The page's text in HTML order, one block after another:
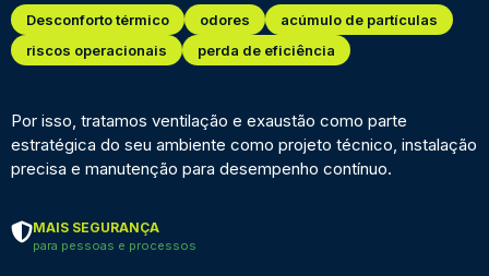
Desconforto térmico odores
acúmulo de partículas
riscos operacionais
perda de eficiência
Por isso, tratamos ventilação e exaustão como parte
estratégica do seu ambiente como projeto técnico, instalação
precisa e manutenção para desempenho contínuo.
MAIS SEGURANÇA
para pessoas e processos